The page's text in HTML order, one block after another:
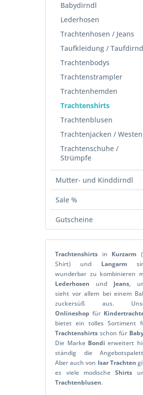
Babydirndl
Lederhosen
Trachtenhosen / Jeans
Taufkleidung /
Trachtenbodys
Trachtenstrampler
Trachtenhemden
Trachtenshirts
Trachtenblusen
Trachtenjacken / Westen
Trachtenschuhe /
Strümpfe
Mutter- und Kinddirndl
Sale %
Gutscheine
Trachtenshirts in Kurzarm
Shirt) und Langarm
wunderbar zu kombinieren
Lederhosen und Jeans,
sieht vor allem bei einem
zuckersüß aus.
Onlineshop für
bietet ein tolles Sortiment
Trachtenshirts schon für
Die Marke Bondi erweitert
ständig die
Aber auch von Isar Trachten
es viele modischeShirts
Trachtenblusen.